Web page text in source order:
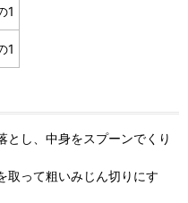
1
1
とし、中身をスプーンでくり
取って粗いみじん切りにす